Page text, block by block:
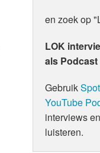
en zoek op
LOK
als Podcast
Gebruik
YouTube
interviews
luisteren.